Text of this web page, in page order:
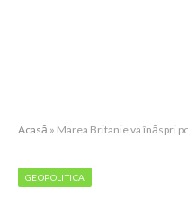
Acasă » Marea Britanie va înăspri
GEOPOLITICA